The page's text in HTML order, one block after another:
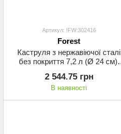
Артикул: !FW:302416
Forest
Каструля з нержавіючої сталі
без покриття 7,2 л (Ø 24 см),
2 544.75 грн
В наявності